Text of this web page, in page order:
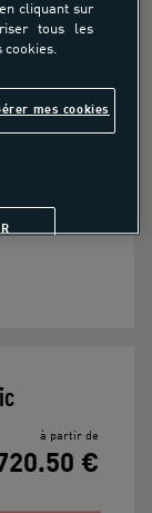
de
son
à partir de
€
cliquant sur
tous les
cookies.
mes cookies